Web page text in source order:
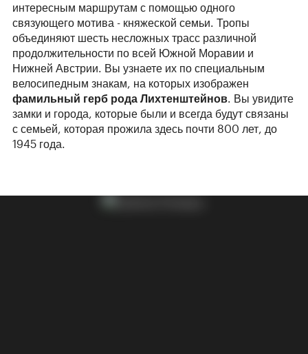
интересным маршрутам с помощью одного
связующего мотива - княжеской семьи. Тропы
объединяют шесть несложных трасс различной
продолжительности по всей Южной Моравии и
Нижней Австрии. Вы узнаете их по специальным
велосипедным знакам, на которых изображен
фамильный герб рода Лихтенштейнов. Вы увидите
замки и города, которые были и всегда будут связаны
с семьей, которая прожила здесь почти 800 лет, до
1945 года.